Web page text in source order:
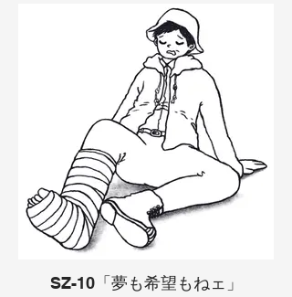
り物に乗りたくなった天狗は、駅に戻っ
てスイカ泥棒に行きました。
イラスト：TAMAYA
は恋人たちのための鐘があって、今日は
結婚前のカップルが来ていました。２人
が鐘を鳴らすと、地震が起こって、地面
が割れました。その割れ目に、海の水が
溜まりました。そこへ鳥が集まってき
て、割れ目を全部綺麗に直してくれて、
島へ渡る道も作ってくれました。そこを
カップルが渡って、島へ行き、近々結婚
する事になりました。カップルの友達が
島に集まり、島から海へ飛び込みまし
た。コウノトリがやってきて、大きな種
を落として行きました。その種を島に埋
めると、大きな木が生えました。カップ
ルの友達はその木に登って、カップルを
祝福し、２人は幸せな結婚生活を送りま
した。
イラスト：TAMAYA
SZ-10「夢も希望もねェ」